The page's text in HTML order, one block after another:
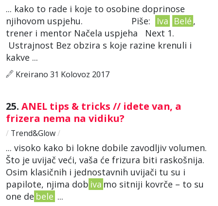
... kako to rade i koje to osobine doprinose
njihovom uspjehu. Piše:
Iva Belé ,
trener i mentor Načela uspjeha Next 1.
Ustrajnost Bez obzira s koje razine krenuli i
kakve ...
Kreirano 31 Kolovoz 2017
25. ANEL tips & tricks // idete van, a
frizera nema na vidiku?
/ Trend&Glow/
... visoko kako bi lokne dobile zavodljiv volumen.
Što je uvijač veći, vaša će frizura biti raskošnija.
Osim klasičnih i jednostavnih uvijači tu su i
papilote, njima dob iva mo sitniji kovrče – to su
one de bele ...